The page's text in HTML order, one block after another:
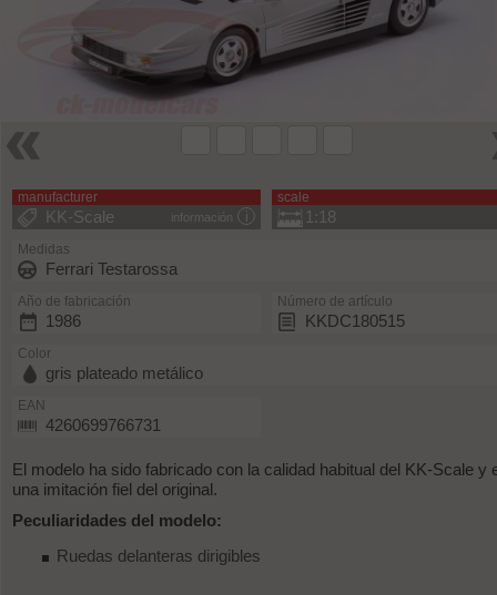
manufacturer
información
KK-Scale
scale
1:18
Medidas
Ferrari Testarossa
Año de fabricación
1986
Número de artículo
KKDC180515
Color
gris plateado metálico
EAN
4260699766731
El modelo ha sido fabricado con la calidad habitual del KK-Scale y
una imitación fiel del original.
Peculiaridades del modelo:
Ruedas delanteras dirigibles